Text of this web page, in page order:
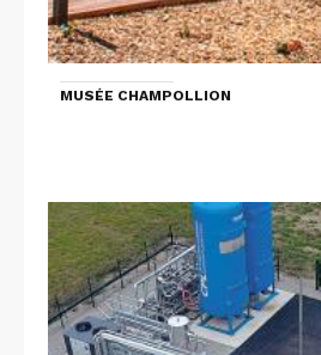
MUSÉE CHAMPOLLION